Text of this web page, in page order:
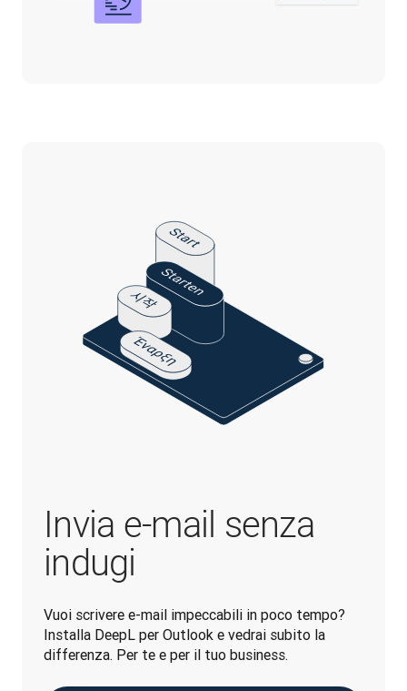
Invia e-mail senza
indugi
Vuoi scrivere e-mail impeccabili in poco tempo?
Installa DeepL per Outlook e vedrai subito la
differenza. Per te e per il tuo business.